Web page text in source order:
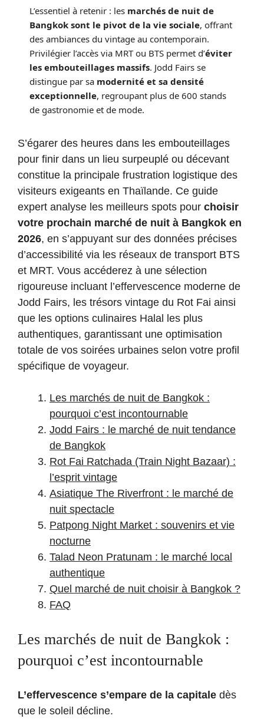
L’essentiel à retenir : les marchés de nuit de
Bangkok sont le pivot de la vie sociale, offrant
des ambiances du vintage au contemporain.
Privilégier l’accès via MRT ou BTS permet d’éviter
les embouteillages massifs. Jodd Fairs se
distingue par sa modernité et sa densité
exceptionnelle, regroupant plus de 600 stands
de gastronomie et de mode.
S’égarer des heures dans les embouteillages
pour finir dans un lieu surpeuplé ou décevant
constitue la principale frustration logistique des
visiteurs exigeants en Thaïlande. Ce guide
expert analyse les meilleurs spots pour choisir
votre prochain marché de nuit à Bangkok en
2026, en s’appuyant sur des données précises
d’accessibilité via les réseaux de transport BTS
et MRT. Vous accéderez à une sélection
rigoureuse incluant l’effervescence moderne de
Jodd Fairs, les trésors vintage du Rot Fai ainsi
que les options culinaires Halal les plus
authentiques, garantissant une optimisation
totale de vos soirées urbaines selon votre profil
spécifique de voyageur.
Les marchés de nuit de Bangkok :
pourquoi c’est incontournable
Jodd Fairs : le marché de nuit tendance
de Bangkok
Rot Fai Ratchada (Train Night Bazaar) :
l’esprit vintage
Asiatique The Riverfront : le marché de
nuit spectacle
Patpong Night Market : souvenirs et vie
nocturne
Talad Neon Pratunam : le marché local
authentique
Quel marché de nuit choisir à Bangkok ?
FAQ
Les marchés de nuit de Bangkok :
pourquoi c’est incontournable
L’effervescence s’empare de la capitale dès
que le soleil décline.